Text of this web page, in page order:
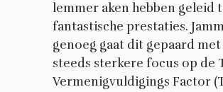
lemmer aken hebben geleid
fantastische prestaties.
genoeg gaat dit gepaard met
steeds sterkere focus op de
Vermenigvuldigings Factor